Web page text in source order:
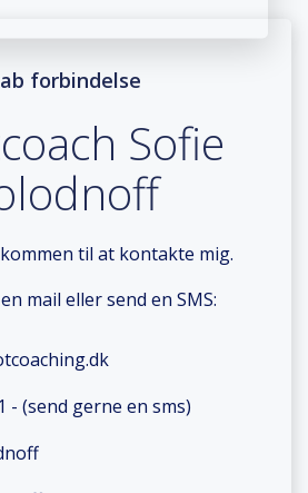
forbindelse
Sofie
til at kontakte mig.
mail eller send en SMS:
- (send gerne en sms)